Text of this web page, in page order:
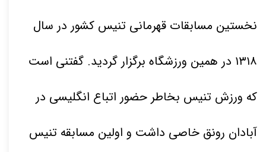
نخستین مسابقات قهرمانی تنیس کشور در سال
۱۳۱۸ در همین ورزشگاه برگزار گردید. گفتنی است
که ورزش تنیس بخاطر حضور اتباع انگلیسی در
آبادان رونق خاصی داشت و اولین مسابقه تنیس